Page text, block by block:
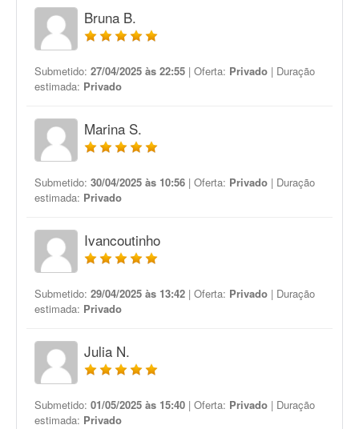
Bruna B.
Submetido: 27/04/2025 às 22:55 | Oferta: Privado | Duração
estimada: Privado
Marina S.
Submetido: 30/04/2025 às 10:56 | Oferta: Privado | Duração
estimada: Privado
Ivancoutinho
Submetido: 29/04/2025 às 13:42 | Oferta: Privado | Duração
estimada: Privado
Julia N.
Submetido: 01/05/2025 às 15:40 | Oferta: Privado | Duração
estimada: Privado